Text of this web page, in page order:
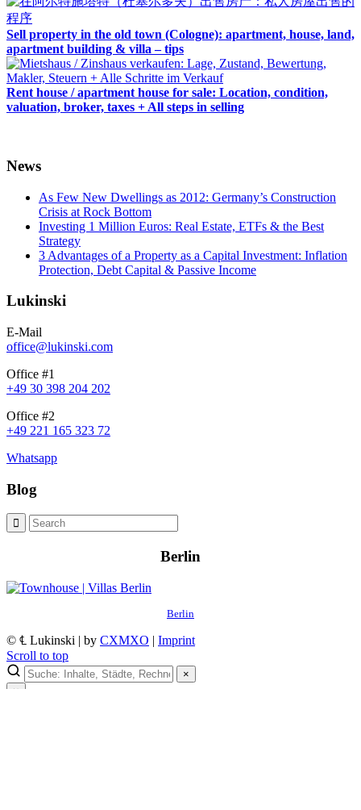
Sell property in the old town (Cologne): apartment, house, land,
apartment building & villa – tips
Rent house / apartment house for sale: Location, condition,
valuation, broker, taxes + All steps in selling
News
As Few New Dwellings as 2012: Germany’s Construction
Crisis at Rock Bottom
Investing 1 Million Euros: Real Estate, ETFs & the Best
Strategy
3 Advantages of a Property as a Capital Investment: Inflation
Protection, Debt Capital & Passive Income
Lukinski
E-Mail
office@lukinski.com
Office #1
+49 30 398 204 202
Office #2
+49 221 165 323 72
Whatsapp
Blog
Berlin
Berlin
© ℄ Lukinski | by CXMXO | Imprint
Scroll to top
×
×